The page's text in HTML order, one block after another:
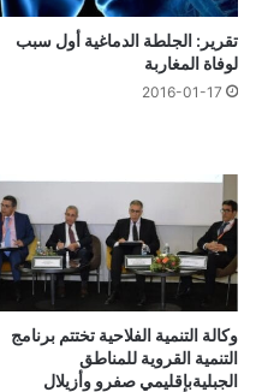
تقرير: الجلطة الدماغية أول سبب
لوفاة المغاربة
2016-01-17
وكالة التنمية الفلاحية تختتم برنامج
التنمية القروية للمناطق
الجبليةبإقليمي صفرو وأزيلال